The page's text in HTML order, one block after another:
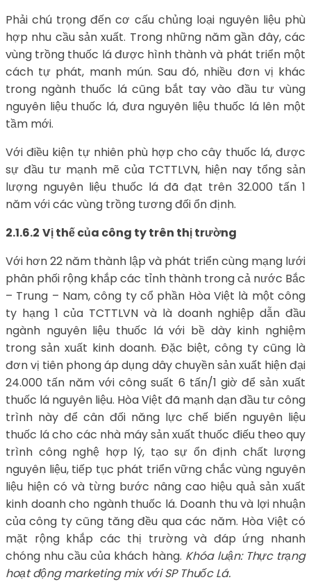
Phải chú trọng đến cơ cấu chủng loại nguyên liệu phù
hợp nhu cầu sản xuất. Trong những năm gần đây, các
vùng trồng thuốc lá được hình thành và phát triển một
cách tự phát, manh mún. Sau đó, nhiều đơn vị khác
trong ngành thuốc lá cũng bắt tay vào đầu tư vùng
nguyên liệu thuốc lá, đưa nguyên liệu thuốc lá lên một
tầm mới.
Với điều kiện tự nhiên phù hợp cho cây thuốc lá, được
sự đầu tư mạnh mẽ của TCTTLVN, hiện nay tổng sản
lượng nguyên liệu thuốc lá đã đạt trên 32.000 tấn 1
năm với các vùng trồng tương đối ổn định.
2.1.6.2 Vị thế của công ty trên thị trường
Với hơn 22 năm thành lập và phát triển cùng mạng lưới
phân phối rộng khắp các tỉnh thành trong cả nước Bắc
– Trung – Nam, công ty cổ phần Hòa Việt là một công
ty hạng 1 của TCTTLVN và là doanh nghiệp dẫn đầu
ngành nguyên liệu thuốc lá với bề dày kinh nghiệm
trong sản xuất kinh doanh. Đặc biệt, công ty cũng là
đơn vị tiên phong áp dụng dây chuyền sản xuất hiện đại
24.000 tấn năm với công suất 6 tấn/1 giờ để sản xuất
thuốc lá nguyên liệu. Hòa Việt đã mạnh dạn đầu tư công
trình này để cân đối năng lực chế biến nguyên liệu
thuốc lá cho các nhà máy sản xuất thuốc điếu theo quy
trình công nghệ hợp lý, tạo sự ổn định chất lượng
nguyên liệu, tiếp tục phát triển vững chắc vùng nguyên
liệu hiện có và từng bước nâng cao hiệu quả sản xuất
kinh doanh cho ngành thuốc lá. Doanh thu và lợi nhuận
của công ty cũng tăng đều qua các năm. Hòa Việt có
mặt rộng khắp các thị trường và đáp ứng nhanh
chóng nhu cầu của khách hàng. Khóa luận: Thực trạng
hoạt động marketing mix với SP Thuốc Lá.